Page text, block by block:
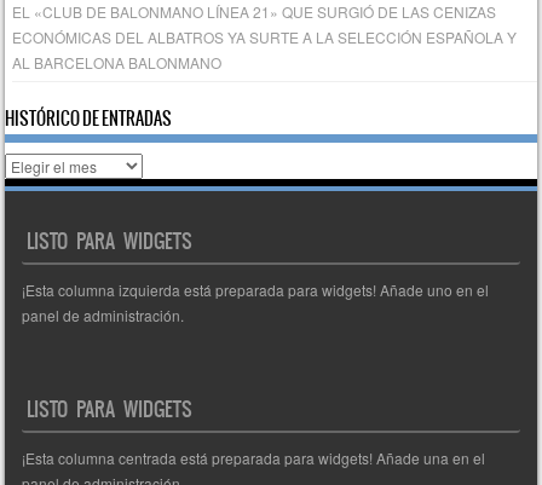
EL «CLUB DE BALONMANO LÍNEA 21» QUE SURGIÓ DE LAS CENIZAS
ECONÓMICAS DEL ALBATROS YA SURTE A LA SELECCIÓN ESPAÑOLA Y
AL BARCELONA BALONMANO
HISTÓRICO DE ENTRADAS
Histórico
de
LISTO PARA WIDGETS
¡Esta columna izquierda está preparada para widgets! Añade uno en el
panel de administración.
LISTO PARA WIDGETS
¡Esta columna centrada está preparada para widgets! Añade una en el